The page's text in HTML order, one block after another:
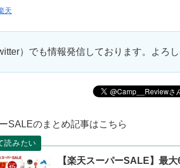
天
）でも情報発信しております。よろ
SALEのまとめ記事はこちら
【楽天スーパーSALE】最